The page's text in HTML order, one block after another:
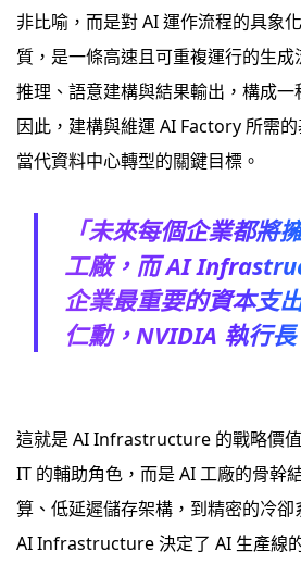
非比喻，而是對 AI 運作流程的具象
質，是一條高速且可重複運行的生
推理、語意建構與結果輸出，構成
因此，建構與維運 AI Factory 所需
當代資料中心轉型的關鍵目標。
「未來每個企業都將
工廠，而 AI
企業最重要的資本支
仁勳，NVIDIA 執行長
這就是 AI Infrastructure 的戰略價
IT 的輔助角色，而是 AI 工廠的骨幹
算、低延遲儲存架構，到精密的冷卻
AI Infrastructure 決定了 AI 生產線